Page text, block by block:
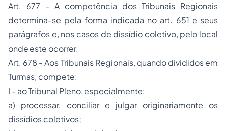
Art. 677 - A competência dos Tribunais Regionais
determina-se pela forma indicada no art. 651 e seus
parágrafos e, nos casos de dissídio coletivo, pelo local
onde este ocorrer.
Art. 678 - Aos Tribunais Regionais, quando divididos em
Turmas, compete:
I - ao Tribunal Pleno, especialmente:
a) processar, conciliar e julgar originariamente os
dissídios coletivos;